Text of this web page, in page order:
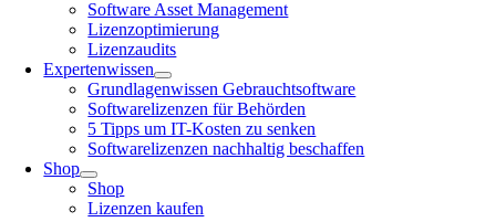
Software Asset Management
Lizenzoptimierung
Lizenzaudits
Expertenwissen
Grundlagenwissen Gebrauchtsoftware
Softwarelizenzen für Behörden
5 Tipps um IT-Kosten zu senken
Softwarelizenzen nachhaltig beschaffen
Shop
Shop
Lizenzen kaufen